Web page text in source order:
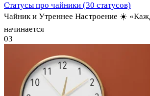
Статусы про чайники (30 статусов)
Чайник и Утреннее Настроение ☀️
начинается
03